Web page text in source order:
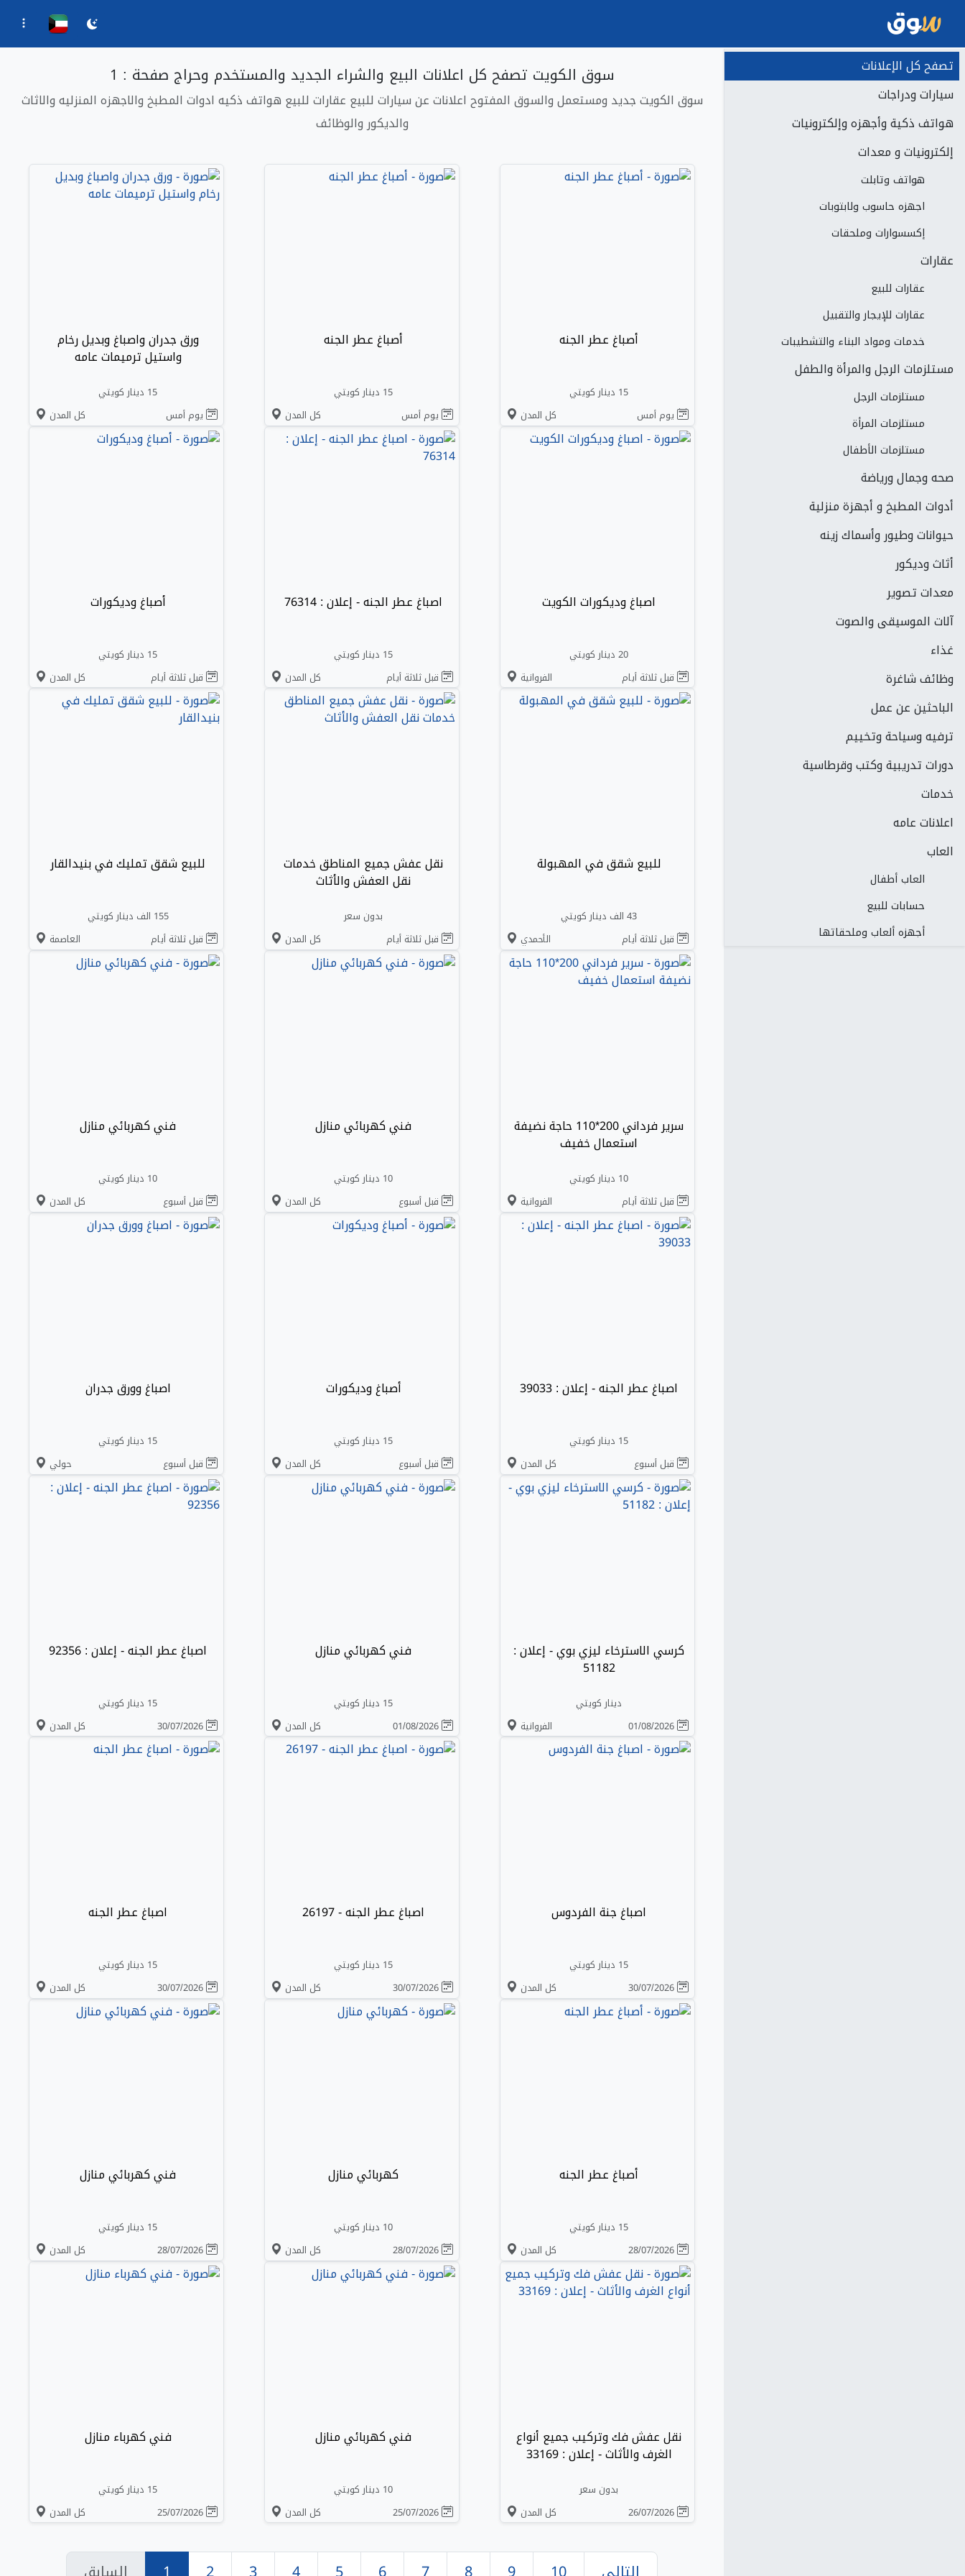
تصفح كل الإعلانات
سيارات ودراجات
هواتف ذكية وأجهزه وإلكترونيات
إلكترونيات و معدات
هواتف وتابلت
اجهزه حاسوب ولابتوبات
إكسسوارات وملحقات
عقارات
عقارات للبيع
عقارات للإيجار والتقبيل
خدمات ومواد البناء والتشطيبات
مستلزمات الرجل والمرأة والطفل
مستلزمات الرجل
مستلزمات المرأة
مستلزمات الأطفال
صحه وجمال ورياضة
أدوات المطبخ و أجهزة منزلية
حيوانات وطيور وأسماك زينه
أثاث وديكور
معدات تصوير
آلات الموسيقى والصوت
غذاء
وظائف شاغرة
الباحثين عن عمل
ترفيه وسياحة وتخييم
دورات تدريبية وكتب وقرطاسية
خدمات
اعلانات عامه
العاب
العاب أطفال
حسابات للبيع
أجهزه ألعاب وملحقاتها
سوق الكويت تصفح كل اعلانات البيع والشراء الجديد والمستخدم وحراج صفحة : 1
سوق الكويت جديد ومستعمل والسوق المفتوح اعلانات عن سيارات للبيع عقارات للبيع هواتف ذكيه ادوات المطبخ والاجهزه المنزليه والاثاث
والديكور والوظائف
أصباغ عطر الجنه
15 دينار كويتي
يوم أمس
كل المدن
أصباغ عطر الجنه
15 دينار كويتي
يوم أمس
كل المدن
ورق جدران واصباغ وبديل رخام
واستيل ترميمات عامه
15 دينار كويتي
يوم أمس
كل المدن
اصباغ وديكورات الكويت
20 دينار كويتي
قبل ثلاثة أيام
الفروانية
اصباغ عطر الجنه - إعلان : 76314
15 دينار كويتي
قبل ثلاثة أيام
كل المدن
أصباغ وديكورات
15 دينار كويتي
قبل ثلاثة أيام
كل المدن
للبيع شقق في المهبولة
43 الف دينار كويتي
قبل ثلاثة أيام
الأحمدي
نقل عفش جميع المناطق خدمات
نقل العفش والأثاث
بدون سعر
قبل ثلاثة أيام
كل المدن
للبيع شقق تمليك في بنيدالقار
155 الف دينار كويتي
قبل ثلاثة أيام
العاصمة
سرير فرداني 200*110 حاجة نضيفة
استعمال خفيف
10 دينار كويتي
قبل ثلاثة أيام
الفروانية
فني كهربائي منازل
10 دينار كويتي
قبل أسبوع
كل المدن
فني كهربائي منازل
10 دينار كويتي
قبل أسبوع
كل المدن
اصباغ عطر الجنه - إعلان : 39033
15 دينار كويتي
قبل أسبوع
كل المدن
أصباغ وديكورات
15 دينار كويتي
قبل أسبوع
كل المدن
اصباغ وورق جدران
15 دينار كويتي
قبل أسبوع
حولي
كرسي الاسترخاء ليزي بوي - إعلان :
51182
دينار كويتي
الفروانية
فني كهربائي منازل
15 دينار كويتي
كل المدن
اصباغ عطر الجنه - إعلان : 92356
15 دينار كويتي
كل المدن
اصباغ جنة الفردوس
15 دينار كويتي
كل المدن
اصباغ عطر الجنه - 26197
15 دينار كويتي
كل المدن
اصباغ عطر الجنه
15 دينار كويتي
كل المدن
أصباغ عطر الجنه
15 دينار كويتي
كل المدن
كهربائي منازل
10 دينار كويتي
كل المدن
فني كهربائي منازل
15 دينار كويتي
كل المدن
نقل عفش فك وتركيب جميع أنواع
الغرف والأثاث - إعلان : 33169
بدون سعر
كل المدن
فني كهربائي منازل
10 دينار كويتي
كل المدن
فني كهرباء منازل
15 دينار كويتي
كل المدن